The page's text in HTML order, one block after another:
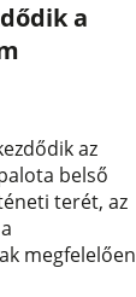
a
az
belső
terét, az
megfelelően